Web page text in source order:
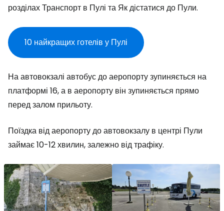
розділах Транспорт в Пулі та Як дістатися до Пули.
10 найкращих готелів у Пулі
На автовокзалі автобус до аеропорту зупиняється на
платформі 16, а в аеропорту він зупиняється прямо
перед залом прильоту.
Поїздка від аеропорту до автовокзалу в центрі Пули
займає 10-12 хвилин, залежно від трафіку.